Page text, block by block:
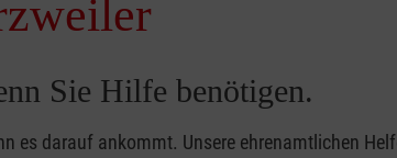
Sie Hilfe benötigen.
es darauf ankommt. Unsere ehrenamtlichen